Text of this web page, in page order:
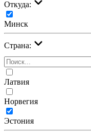
Откуда:
Минск
Страна:
Латвия
Норвегия
Эстония